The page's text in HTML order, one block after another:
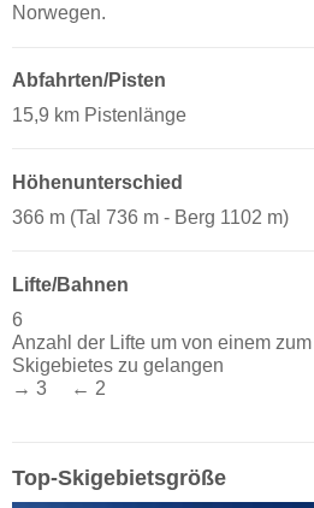
Norwegen.
Abfahrten/Pisten
15,9 km Pistenlänge
Höhenunterschied
366 m (Tal 736 m - Berg 1102 m)
Lifte/Bahnen
6
Anzahl der Lifte um von einem
Skigebietes zu gelangen
→ 3 ← 2
Top-Skigebietsgröße